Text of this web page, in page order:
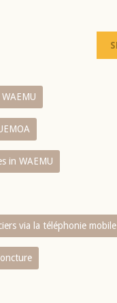
in WAEMU
via la téléphonie mobile